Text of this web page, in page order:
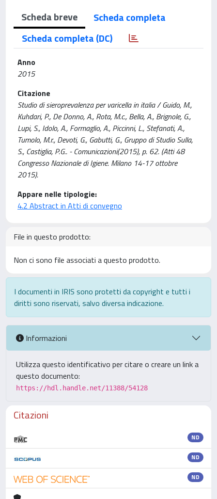
Scheda breve
Scheda completa
Scheda completa (DC)
Anno
2015
Citazione
Studio di sieroprevalenza per varicella in italia / Guido, M.,
Kuhdari, P., De Donno, A., Rota, M.c., Bella, A., Brignole, G.,
Lupi, S., Idolo, A., Formaglio, A., Piccinni, L., Stefanati, A.,
Tumolo, M.r., Devoti, G., Gabutti, G., Gruppo di Studio Sulla,
S., Castiglia, P.G.. - Comunicazioni(2015), p. 62. (Atti 48
Congresso Nazionale di Igiene. Milano 14-17 ottobre
2015).
Appare nelle tipologie:
4.2 Abstract in Atti di convegno
File in questo prodotto:
Non ci sono file associati a questo prodotto.
I documenti in IRIS sono protetti da copyright e tutti i
diritti sono riservati, salvo diversa indicazione.
Informazioni
Utilizza questo identificativo per citare o creare un link a
questo documento:
https://hdl.handle.net/11388/54128
Citazioni
ND
ND
ND